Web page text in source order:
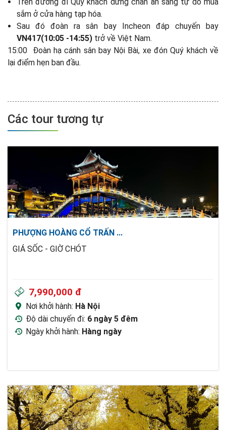
Trên đường đi Quý khách dừng chân ăn sáng tự do mua
sắm ở cửa hàng tạp hóa.
Sau đó đoàn ra sân bay Incheon đáp chuyến bay
VN417(10:05 -14:55) trở về Việt Nam.
15:00 Đoàn hạ cánh sân bay Nội Bài, xe đón Quý khách về
lại điểm hẹn ban đầu.
Các tour tương tự
PHƯỢNG HOÀNG CỔ TRẤN ...
GIÁ SỐC - GIỜ CHÓT
7,990,000 đ
Nơi khởi hành: Hà Nội
Độ dài chuyến đi: 6 ngày 5 đêm
Ngày khởi hành: Hàng ngày